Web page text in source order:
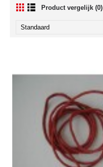
Product vergelijk (0)